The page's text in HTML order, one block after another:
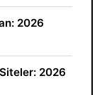
2026
2026